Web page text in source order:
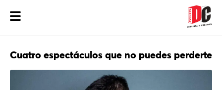
Cuatro espectáculos que no puedes perderte